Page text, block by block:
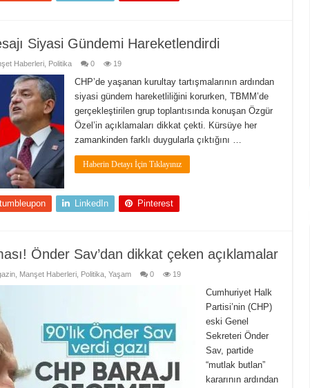
Siyasi Gündemi Hareketlendirdi
Haberleri, Politika 0 19
CHP’de yaşanan kurultay tartışmalarının ardından
siyasi gündem hareketliliğini korurken, TBMM’de
gerçekleştirilen grup toplantısında konuşan Özgür
Özel’in açıklamaları dikkat çekti. Kürsüye her
zamankinden farklı duygularla çıktığını …
Haberin Detayı İçin Tıklayınız
LinkedIn Pinterest
Önder Sav’dan dikkat çeken açıklamalar
, Manşet Haberleri, Politika, Yaşam 0 19
Cumhuriyet Halk
Partisi’nin (CHP)
eski Genel
Sekreteri Önder
Sav, partide
“mutlak butlan”
kararının ardından